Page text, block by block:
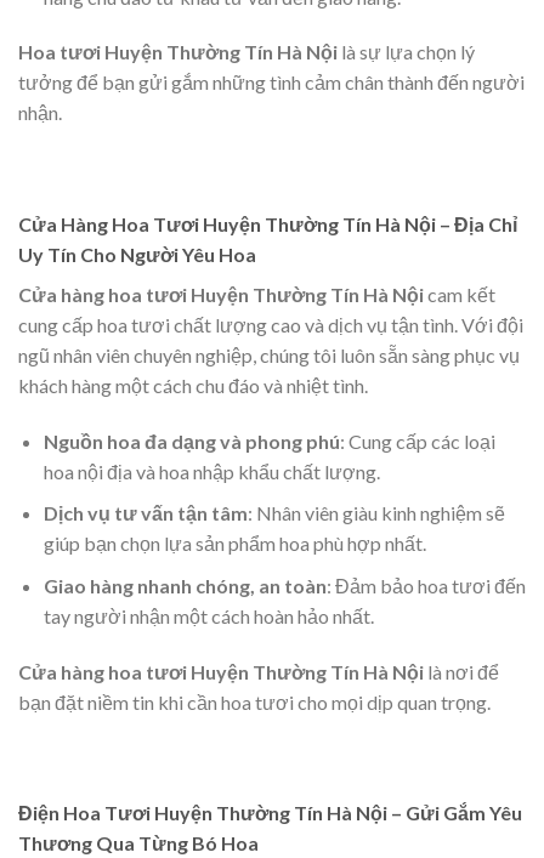
Hoa tươi Huyện Thường Tín Hà Nội là sự lựa chọn lý
tưởng để bạn gửi gắm những tình cảm chân thành đến người
nhận.
Cửa Hàng Hoa Tươi Huyện Thường Tín Hà Nội – Địa Chỉ
Uy Tín Cho Người Yêu Hoa
Cửa hàng hoa tươi Huyện Thường Tín Hà Nộicam kết
cung cấp hoa tươi chất lượng cao và dịch vụ tận tình. Với đội
ngũ nhân viên chuyên nghiệp, chúng tôi luôn sẵn sàng phục vụ
khách hàng một cách chu đáo và nhiệt tình.
Nguồn hoa đa dạng và phong phú: Cung cấp các loại
hoa nội địa và hoa nhập khẩu chất lượng.
Dịch vụ tư vấn tận tâm: Nhân viên giàu kinh nghiệm sẽ
giúp bạn chọn lựa sản phẩm hoa phù hợp nhất.
Giao hàng nhanh chóng, an toàn: Đảm bảo hoa tươi đến
tay người nhận một cách hoàn hảo nhất.
Cửa hàng hoa tươi Huyện Thường Tín Hà Nội là nơi để
bạn đặt niềm tin khi cần hoa tươi cho mọi dịp quan trọng.
Điện Hoa Tươi Huyện Thường Tín Hà Nội – Gửi Gắm Yêu
Thương Qua Từng Bó Hoa